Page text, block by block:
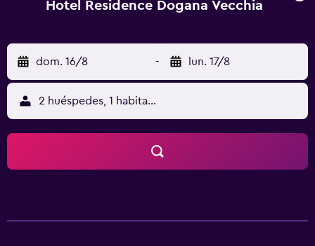
Hotel Residence Dogana Vecchia
dom. 16/8 - lun. 17/8
2 huéspedes, 1 habitación